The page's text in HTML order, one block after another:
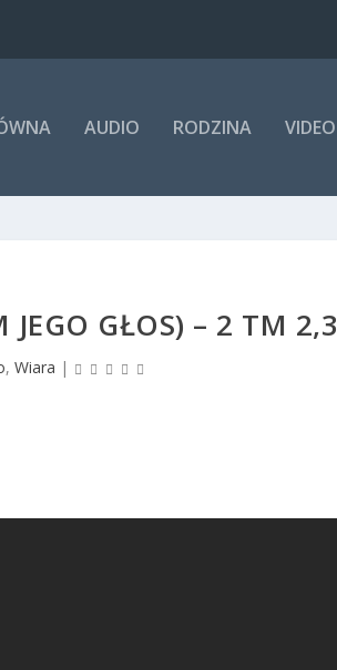
AUDIO RODZINA VIDEO
JEGO GŁOS) – 2 TM 2,3
, Wiara |